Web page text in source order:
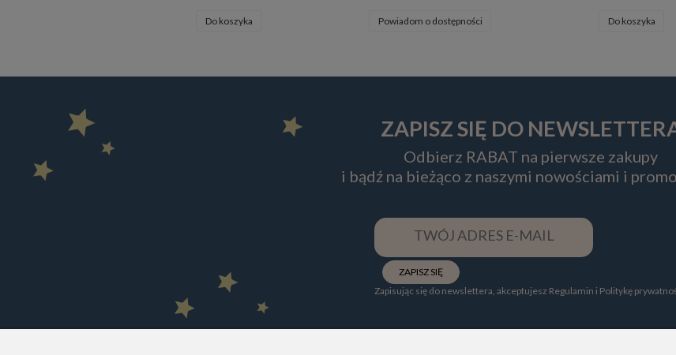
Do koszyka Powiadom o dostępności Do koszyka
ZAPISZ SIĘ DO
Odbierz RABAT na pierwsze zakupy
i bądź na bieżąco z naszymi nowościami i
ZAPISZ SIĘ
Zapisując się do newslettera, akceptujesz Regulamin i Politykę